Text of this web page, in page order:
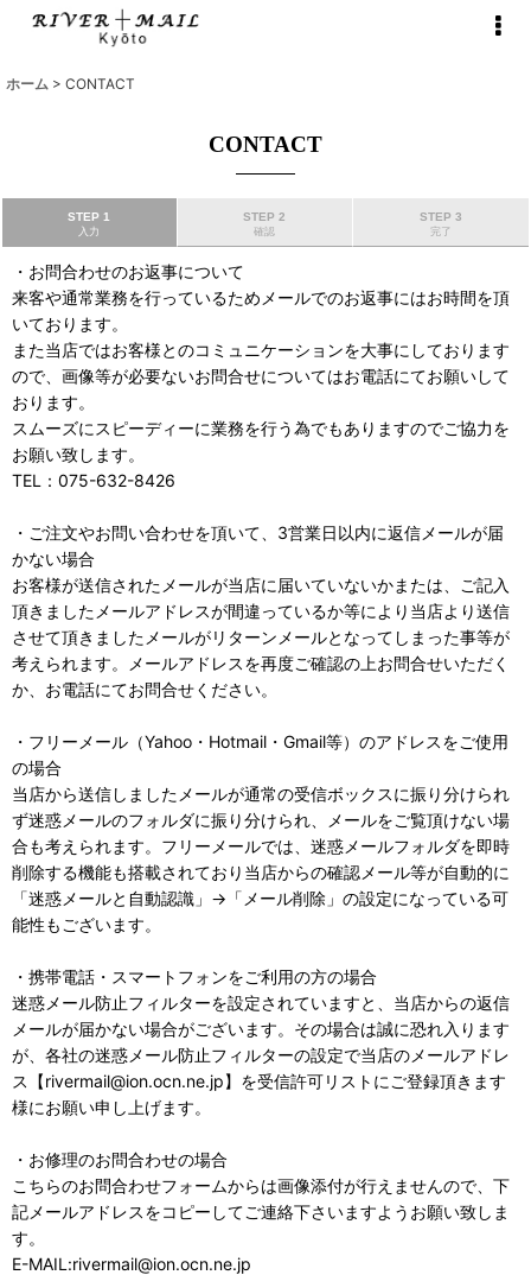
ホーム > CONTACT
CONTACT
STEP 1
入力
STEP 2
確認
STEP 3
完了
・お問合わせのお返事について
来客や通常業務を行っているためメールでのお返事にはお時間を頂
いております。
また当店ではお客様とのコミュニケーションを大事にしております
ので、画像等が必要ないお問合せについてはお電話にてお願いして
おります。
スムーズにスピーディーに業務を行う為でもありますのでご協力を
お願い致します。
TEL：075-632-8426
・ご注文やお問い合わせを頂いて、3営業日以内に返信メールが届
かない場合
お客様が送信されたメールが当店に届いていないかまたは、ご記入
頂きましたメールアドレスが間違っているか等により当店より送信
させて頂きましたメールがリターンメールとなってしまった事等が
考えられます。メールアドレスを再度ご確認の上お問合せいただく
か、お電話にてお問合せください。
・フリーメール（Yahoo・Hotmail・Gmail等）のアドレスをご使用
の場合
当店から送信しましたメールが通常の受信ボックスに振り分けられ
ず迷惑メールのフォルダに振り分けられ、メールをご覧頂けない場
合も考えられます。フリーメールでは、迷惑メールフォルダを即時
削除する機能も搭載されており当店からの確認メール等が自動的に
「迷惑メールと自動認識」→「メール削除」の設定になっている可
能性もございます。
・携帯電話・スマートフォンをご利用の方の場合
迷惑メール防止フィルターを設定されていますと、当店からの返信
メールが届かない場合がございます。その場合は誠に恐れ入ります
が、各社の迷惑メール防止フィルターの設定で当店のメールアドレ
ス【rivermail@ion.ocn.ne.jp】を受信許可リストにご登録頂きます
様にお願い申し上げます。
・お修理のお問合わせの場合
こちらのお問合わせフォームからは画像添付が行えませんので、下
記メールアドレスをコピーしてご連絡下さいますようお願い致しま
す。
E-MAIL:rivermail@ion.ocn.ne.jp